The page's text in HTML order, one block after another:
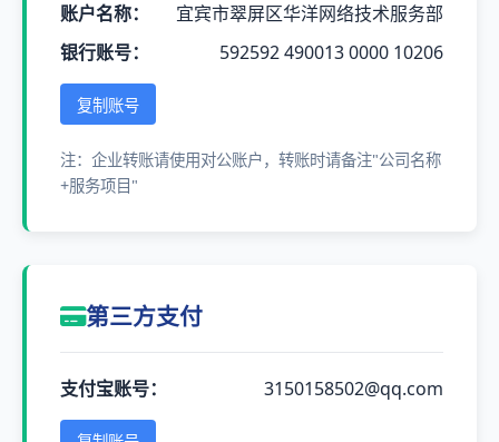
账户名称：
宜宾市翠屏区华洋网络技术服务部
银行账号：
592592 490013 0000 10206
复制账号
注：企业转账请使用对公账户，转账时请备注"公司名称
+服务项目"
第三方支付
支付宝账号： 3150158502@qq.com